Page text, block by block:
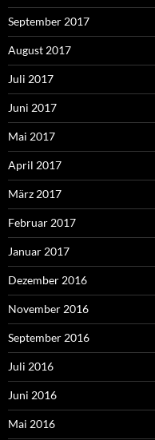
September 2017
August 2017
Juli 2017
Juni 2017
Mai 2017
April 2017
März 2017
Februar 2017
Januar 2017
Dezember 2016
November 2016
September 2016
Juli 2016
Juni 2016
Mai 2016